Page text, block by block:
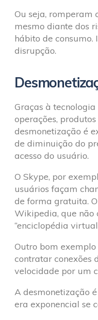
Ou seja, romperam
mesmo diante dos
hábito de consumo.
disrupção.
Graças à
operações,
desmonetização é
de diminuição do
acesso do usuário.
O Skype, por
usuários façam
de forma gratuita.
Wikipedia, que não
“enciclopédia
Outro bom
contratar conexões
velocidade por um
A desmonetização
era exponencial se